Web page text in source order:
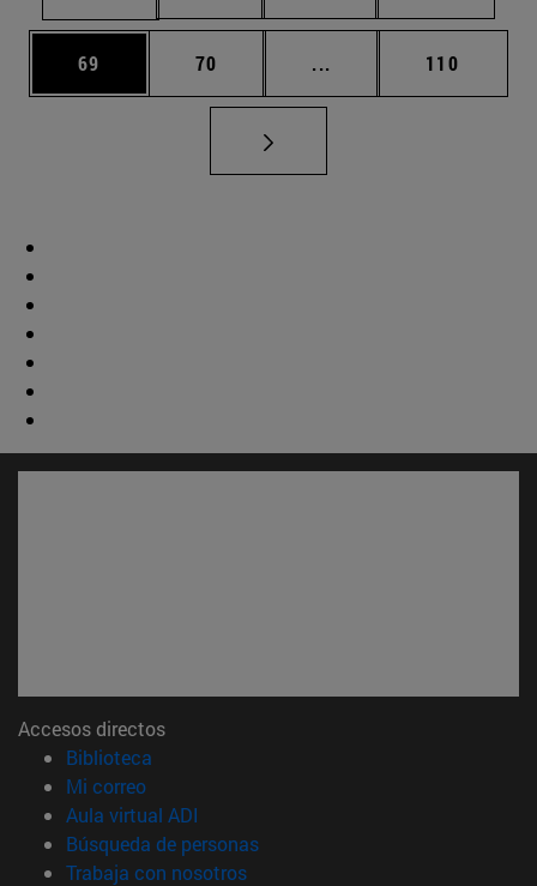
Página
69 Página
70 ... Páginas intermedias
Página
110
Accesos directos
Biblioteca
Mi correo(abre en nueva ventana)
Aula virtual ADI
Búsqueda de personas(abre en nueva ventana)
Trabaja con nosotros(abre en nueva ventana)